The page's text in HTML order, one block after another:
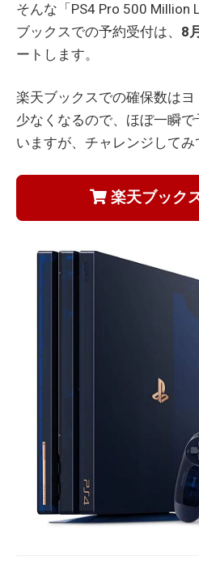
そんな「PS4 Pro 500 Million
ブックスでの予約受付は、 8
ートします。
楽天ブックスでの確保数は
少なくなるので、ほぼ一瞬
いますが、チャレンジして
楽天ブック